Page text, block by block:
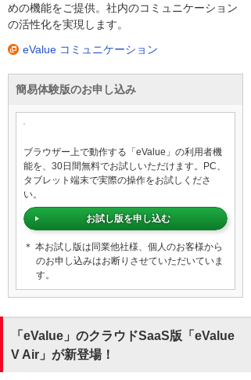
めの機能をご提供。社内のコミュニケーション
の活性化を実現します。
eValue コミュニケーション
簡易体験版のお申し込み
ブラウザー上で動作する「eValue」の利用者機
能を、30日間無料でお試しいただけます。PC、
タブレット端末で実際の操作をお試しくださ
い。
お試し版を申し込む
＊ 本お試し版は同業他社様、個人のお客様から
のお申し込みはお断りさせていただいていま
す。
「eValue」のクラウドSaaS版「eValue
V Air」が新登場！